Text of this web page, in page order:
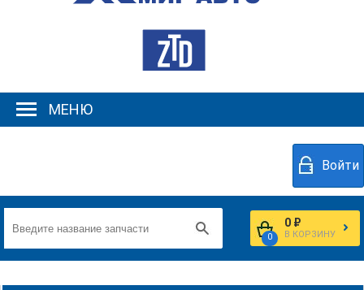
МЕНЮ
Войти
0
0 ₽
В КОРЗИНУ